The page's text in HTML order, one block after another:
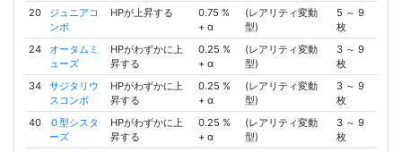
20
ジュニアコ
ンボ
HPが上昇する
0.75 %
+ α
(レアリティ変動
型)
5 ～ 9
枚
24
オータムミ
ューズ
HPがわずかに上
昇する
0.25 %
+ α
(レアリティ変動
型)
3 ～ 9
枚
34
サジタリウ
スコンボ
HPがわずかに上
昇する
0.25 %
+ α
(レアリティ変動
型)
3 ～ 9
枚
40
Ｏ型シスタ
ーズ
HPがわずかに上
昇する
0.25 %
+ α
(レアリティ変動
型)
3 ～ 9
枚